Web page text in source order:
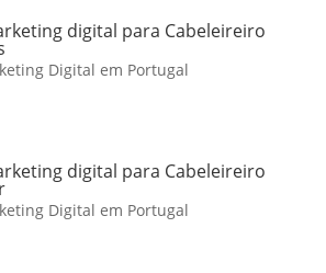
digital para Cabeleireiro
Digital em Portugal
digital para Cabeleireiro
Digital em Portugal